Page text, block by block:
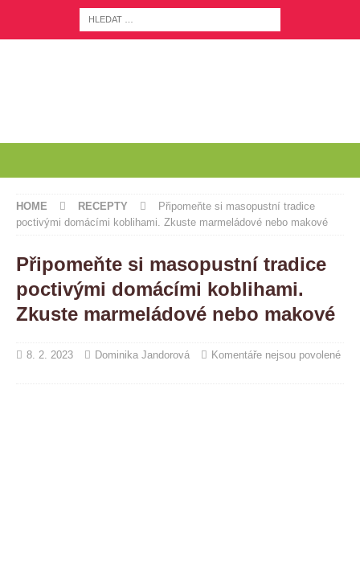
HOME RECEPTY
Připomeňte si masopustní tradice
poctivými domácími koblihami. Zkuste marmeládové nebo makové
Připomeňte si masopustní tradice
poctivými domácími koblihami.
Zkuste marmeládové nebo makové
8. 2. 2023 Dominika Jandorová Komentáře nejsou povolené